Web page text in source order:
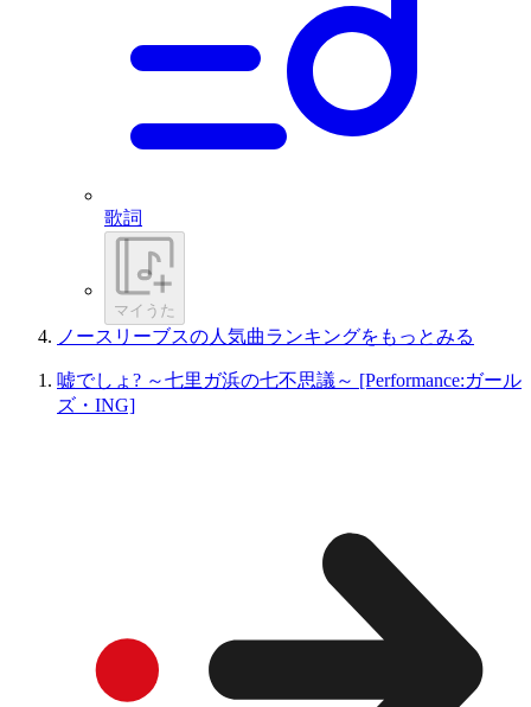
歌詞
マイうた
ノースリーブスの人気曲ランキングをもっとみる
嘘でしょ? ～七里ガ浜の七不思議～ [Performance:ガール
ズ・ING]